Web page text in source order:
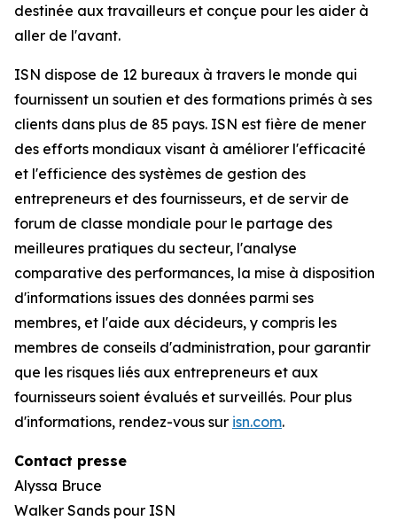
destinée aux travailleurs et conçue pour les aider à
aller de l'avant.
ISN dispose de 12 bureaux à travers le monde qui
fournissent un soutien et des formations primés à ses
clients dans plus de 85 pays. ISN est fière de mener
des efforts mondiaux visant à améliorer l'efficacité
et l'efficience des systèmes de gestion des
entrepreneurs et des fournisseurs, et de servir de
forum de classe mondiale pour le partage des
meilleures pratiques du secteur, l'analyse
comparative des performances, la mise à disposition
d'informations issues des données parmi ses
membres, et l'aide aux décideurs, y compris les
membres de conseils d'administration, pour garantir
que les risques liés aux entrepreneurs et aux
fournisseurs soient évalués et surveillés. Pour plus
d'informations, rendez-vous sur isn.com.
Contact presse
Alyssa Bruce
Walker Sands pour ISN